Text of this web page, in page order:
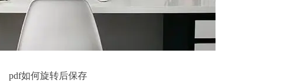
如何旋转后保存